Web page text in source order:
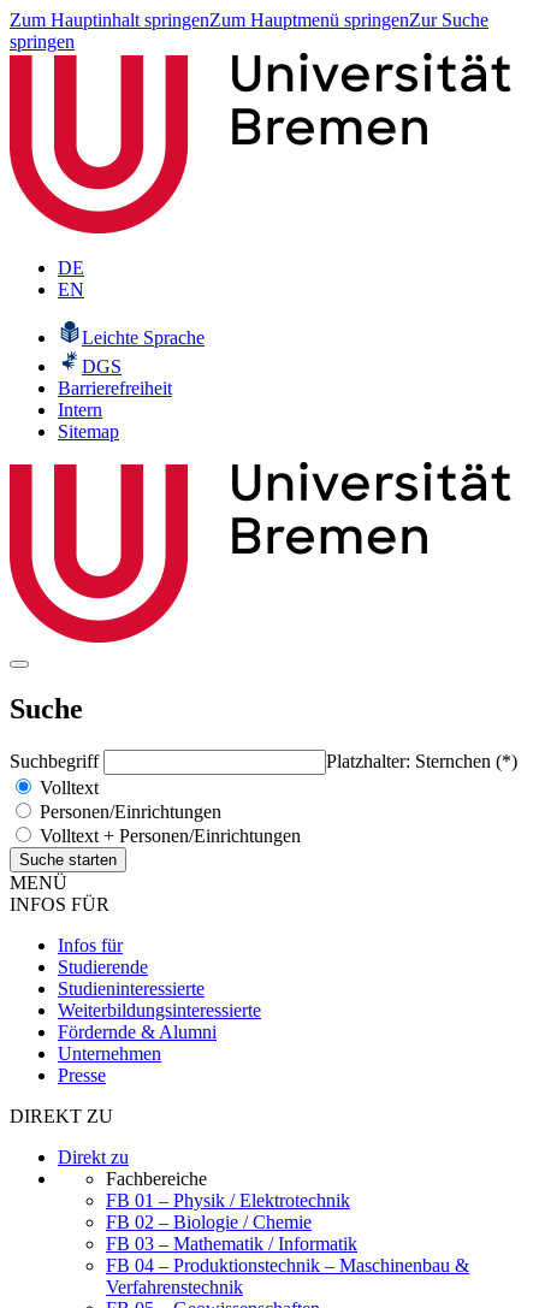
Zum Hauptinhalt springenZum Hauptmenü springenZur Suche
springen
DE
EN
Leichte Sprache
DGS
Barrierefreiheit
Intern
Sitemap
Suche
Suchbegriff
Platzhalter: Sternchen (*)
Volltext
Personen/Einrichtungen
Volltext + Personen/Einrichtungen
MENÜ
INFOS FÜR
Infos für
Studierende
Studieninteressierte
Weiterbildungsinteressierte
Fördernde & Alumni
Unternehmen
Presse
DIREKT ZU
Direkt zu
Fachbereiche
FB 01 – Physik / Elektrotechnik
FB 02 – Biologie / Chemie
FB 03 – Mathematik / Informatik
FB 04 – Produktionstechnik – Maschinenbau &
Verfahrenstechnik